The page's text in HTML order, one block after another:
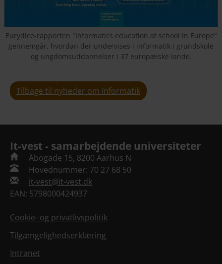
Eurydice-rapporten "Informatics education at school in Europe"
gennemgår, hvordan der undervises i informatik i grundskole
og ungdomsuddannelser i 37 europæiske lande.
Tilbage til nyheder om Informatik
It-vest - samarbejdende universiteter
Åbogade 15, 8200 Aarhus N
Hovednummer: 70 27 68 50
it-vest@it-vest.dk
EAN: 5798000424937
Cookie- og privatlivspolitik
Tilgængelighedserklæring
Intranet